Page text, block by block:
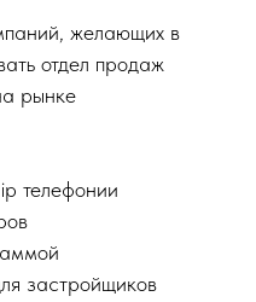
желающих в
отдел продаж
рынке
телефонии
застройщиков